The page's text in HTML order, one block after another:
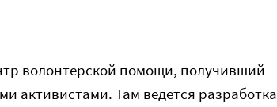
волонтерской помощи, получивший
активистами. Там ведется разработка